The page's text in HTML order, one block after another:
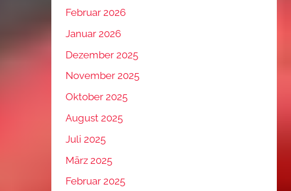
Februar 2026
Januar 2026
Dezember 2025
November 2025
Oktober 2025
August 2025
Juli 2025
März 2025
Februar 2025